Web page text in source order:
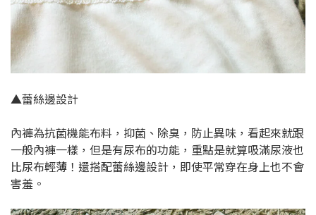
▲蕾絲邊設計
內褲為抗菌機能布料，抑菌、除臭，防止異味，看起來就跟
一般內褲一樣，但是有尿布的功能，重點是就算吸滿尿液也
比尿布輕薄！還搭配蕾絲邊設計，即使平常穿在身上也不會
害羞。